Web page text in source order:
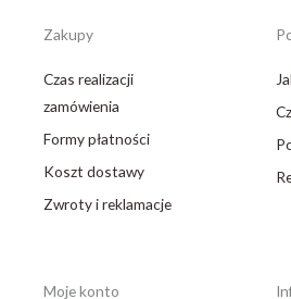
Zakupy
Czas realizacji
zamówienia
Formy płatności
Koszt dostawy
Zwroty i reklamacje
Moje konto